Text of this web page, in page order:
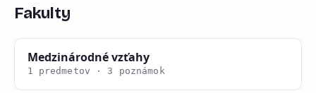
Fakulty
Medzinárodné vzťahy
1 predmetov · 3 poznámok